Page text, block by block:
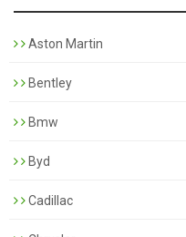
Aston Martin
Bentley
Bmw
Byd
Cadillac